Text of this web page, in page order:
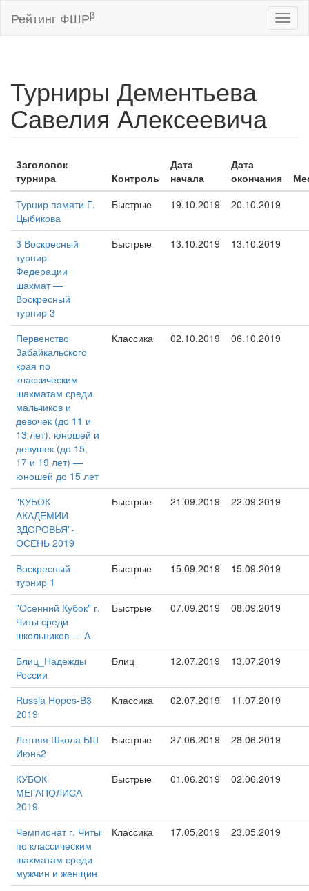
Рейтинг ФШРβ
Турниры Дементьева
Савелия Алексеевича
Заголовок
турнира
Контроль
Дата
начала
Дата
окончания
Турнир памяти Г.
Цыбикова
Быстрые 19.10.2019 20.10.2019
3 Воскресный
турнир
Федерации
шахмат —
Воскресный
турнир 3
Быстрые 13.10.2019 13.10.2019
Первенство
Забайкальского
края по
классическим
шахматам среди
мальчиков и
девочек (до 11 и
13 лет), юношей и
девушек (до 15,
17 и 19 лет) —
юношей до 15 лет
Классика 02.10.2019 06.10.2019
"КУБОК
АКАДЕМИИ
ЗДОРОВЬЯ"-
ОСЕНЬ 2019
Быстрые 21.09.2019 22.09.2019
Воскресный
турнир 1
Быстрые 15.09.2019 15.09.2019
"Осенний Кубок" г.
Читы среди
школьников — А
Быстрые 07.09.2019 08.09.2019
Блиц_Надежды
России
Блиц 12.07.2019 13.07.2019
Russia Hopes-B3
2019
Классика 02.07.2019 11.07.2019
Летняя Школа БШ
Июнь2
Быстрые 27.06.2019 28.06.2019
КУБОК
МЕГАПОЛИСА
2019
Быстрые 01.06.2019 02.06.2019
Чемпионат г. Читы
по классическим
шахматам среди
мужчин и женщин
Классика 17.05.2019 23.05.2019